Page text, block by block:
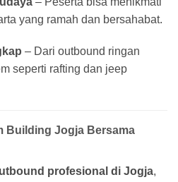
yang ramah dan bersahabat.
– Dari outbound ringan
seperti rafting dan jeep
Building Jogja Bersama
profesional di Jogja,